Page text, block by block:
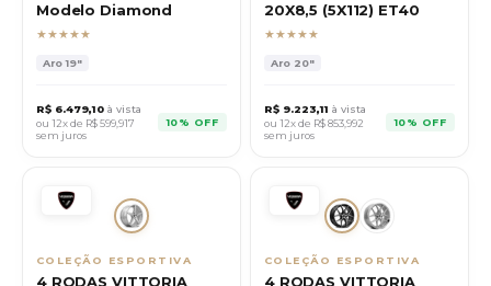
Modelo Diamond
★★★★★
Aro19"
R$ 6.479,10 à vista
ou 12x de R$599,917
sem juros
10% OFF
20X8,5 (5X112) ET40
★★★★★
Aro 20"
R$ 9.223,11 à vista
ou 12x de R$853,992
sem juros
10% OFF
COLEÇÃO ESPORTIVA
4 RODAS VITTORIA
COLEÇÃO ESPORTIVA
4 RODAS VITTORIA